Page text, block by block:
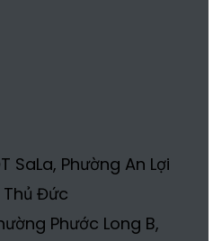
SaLa, Phường An Lợi
Đức
Phước Long B,